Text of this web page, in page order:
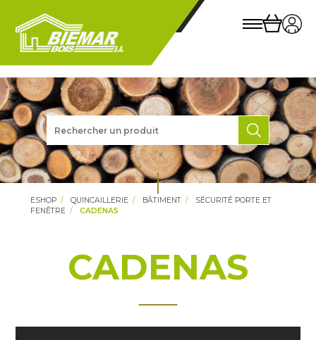
ESHOP QUINCAILLERIE BÂTIMENT
SÉCURITÉ PORTE ET
FENÊTRE
CADENAS
CADENAS